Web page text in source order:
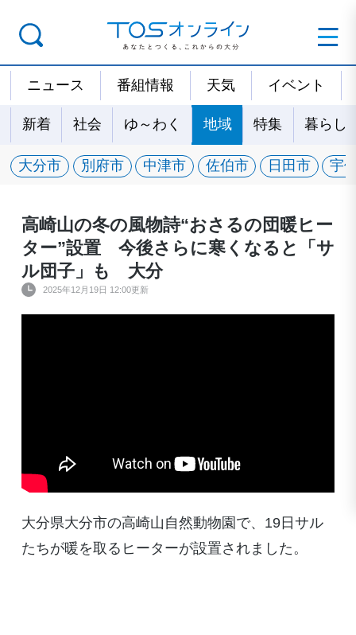
ニュース 番組情報 天気 イベント
新着 社会 ゆ～わく 地域 特集 暮らし
大分市 別府市 中津市 佐伯市 日田市 宇
高崎山の冬の風物詩“おさるの団暖ヒー
ター”設置 今後さらに寒くなると「サ
ル団子」も 大分
2025年12月19日 12:00更新
大分県大分市の高崎山自然動物園で、19日サル
たちが暖を取るヒーターが設置されました。